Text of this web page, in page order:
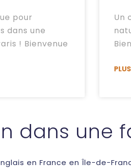
pour
dans une
! Bienvenue
Un
dans une
en France en Île-de-